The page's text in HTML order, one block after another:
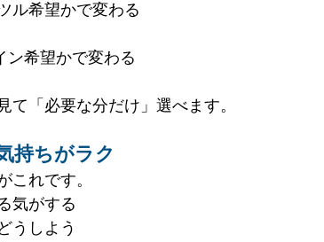
ル希望かで変わる
ン希望かで変わる
「必要な分だけ」選べます。
持ちがラク
これです。
気がする
うしよう